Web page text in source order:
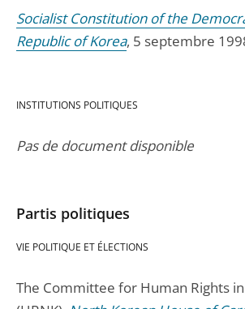
Socialist Constitution of the
Republic of Korea, 5 septembre
INSTITUTIONS POLITIQUES
Pas de document disponible
Partis politiques
VIE POLITIQUE ET ÉLECTIONS
The Committee for Human Rights